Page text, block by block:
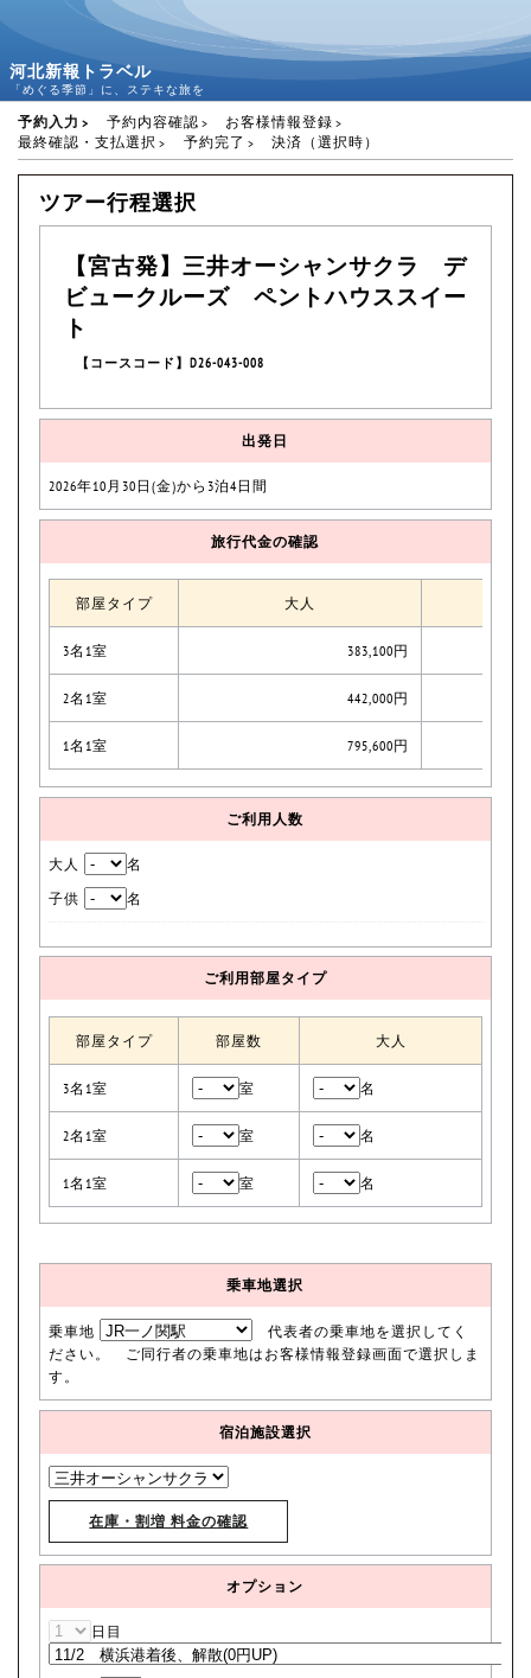
河北新報トラベル
「めぐる季節」に、ステキな旅を
予約入力 予約内容確認
お客様情報登録
最終確認・支払選択
予約完了 決済（選択時）
ツアー行程選択
【宮古発】三井オーシャンサクラ デ
ビュークルーズ ペントハウススイー
ト
【コースコード】D26-043-008
出発日
2026年10月30日(金)から3泊4日間
旅行代金の確認
部屋タイプ 大人
3名1室 383,100円
2名1室 442,000円
1名1室 795,600円
ご利用人数
大人
名
子供
名
ご利用部屋タイプ
部屋タイプ 部屋数 大人
3名1室 室 名
2名1室 室 名
1名1室 室 名
乗車地選択
乗車地
代表者の乗車地を選択してく
ださい。 ご同行者の乗車地はお客様情報登録画面で選択しま
す。
宿泊施設選択
在庫・割増 料金の確認
オプション
日目